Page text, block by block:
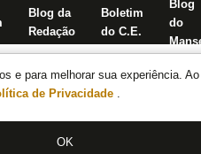
e para melhorar sua experiência.
de Privacidade .
OK
Blog da
Redação
Boletim
do C.E.
Blog
do